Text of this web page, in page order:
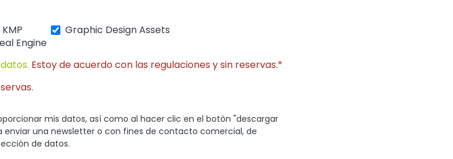
KMP
Graphic Design Assets
Engine
Estoy de acuerdo con las regulaciones y sin reservas.*
mis datos, así como al hacer clic en el botón "descargar
enviar una newsletter o con fines de contacto comercial, de
de datos.